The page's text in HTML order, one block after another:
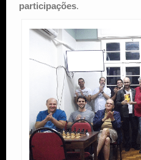
participações.